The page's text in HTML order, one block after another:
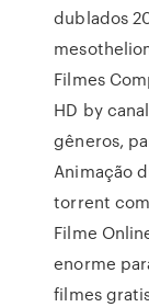
dublados
Filmes
HD by
gêneros,
Animação
torrent
Filme
enorme
filmes